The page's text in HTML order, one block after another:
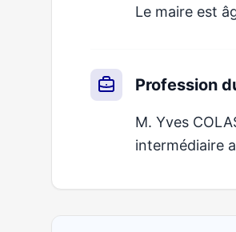
Le maire est
Profession
M. Yves
intermédiaire